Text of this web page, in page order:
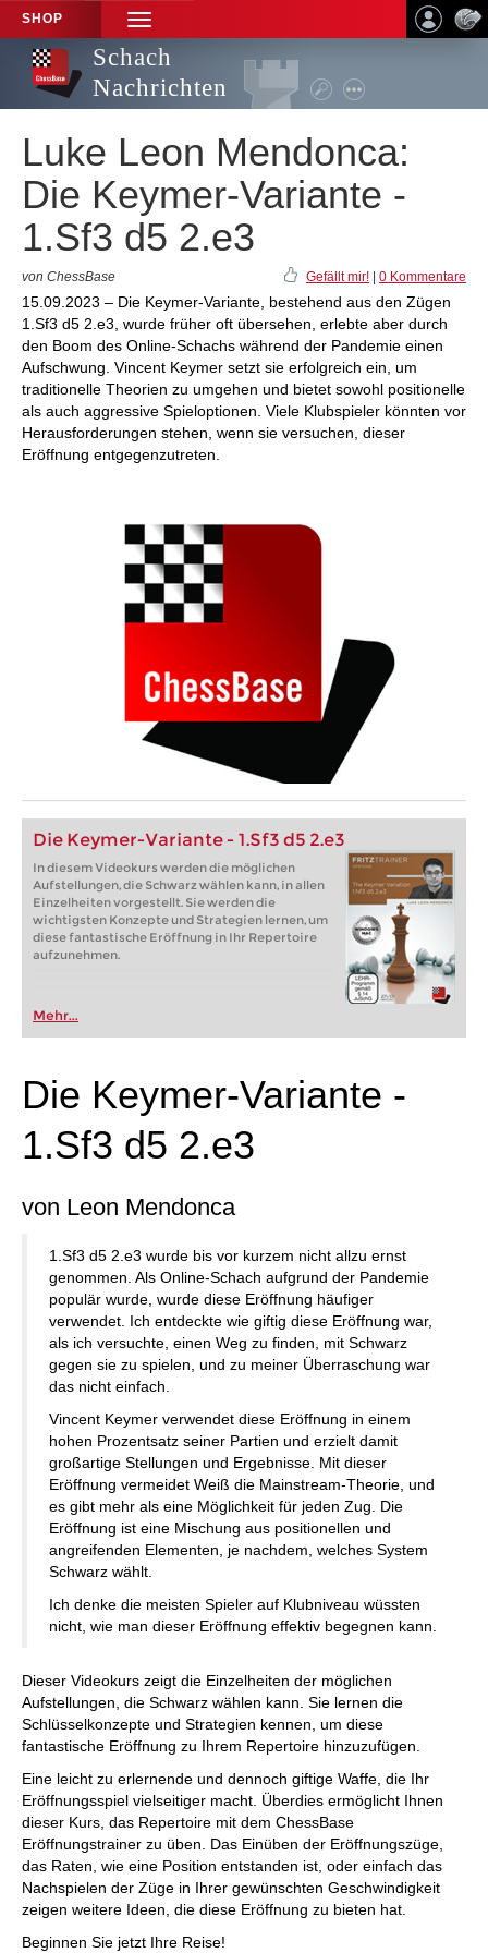
SHOP
TOGGLE
NAVIGATION
Schach
Nachrichten
Luke Leon Mendonca:
Die Keymer-Variante -
1.Sf3 d5 2.e3
von ChessBase Gefällt mir! 0 Kommentare
15.09.2023 – Die Keymer-Variante, bestehend aus den Zügen
1.Sf3 d5 2.e3, wurde früher oft übersehen, erlebte aber durch
den Boom des Online-Schachs während der Pandemie einen
Aufschwung. Vincent Keymer setzt sie erfolgreich ein, um
traditionelle Theorien zu umgehen und bietet sowohl positionelle
als auch aggressive Spieloptionen. Viele Klubspieler könnten vor
Herausforderungen stehen, wenn sie versuchen, dieser
Eröffnung entgegenzutreten.
Die Keymer-Variante - 1.Sf3 d5 2.e3
In diesem Videokurs werden die möglichen
Aufstellungen, die Schwarz wählen kann, in allen
Einzelheiten vorgestellt. Sie werden die
wichtigsten Konzepte und Strategien lernen, um
diese fantastische Eröffnung in Ihr Repertoire
aufzunehmen.
Mehr...
Die Keymer-Variante -
1.Sf3 d5 2.e3
von Leon Mendonca
1.Sf3 d5 2.e3 wurde bis vor kurzem nicht allzu ernst
genommen. Als Online-Schach aufgrund der Pandemie
populär wurde, wurde diese Eröffnung häufiger
verwendet. Ich entdeckte wie giftig diese Eröffnung war,
als ich versuchte, einen Weg zu finden, mit Schwarz
gegen sie zu spielen, und zu meiner Überraschung war
das nicht einfach.
Vincent Keymer verwendet diese Eröffnung in einem
hohen Prozentsatz seiner Partien und erzielt damit
großartige Stellungen und Ergebnisse. Mit dieser
Eröffnung vermeidet Weiß die Mainstream-Theorie, und
es gibt mehr als eine Möglichkeit für jeden Zug. Die
Eröffnung ist eine Mischung aus positionellen und
angreifenden Elementen, je nachdem, welches System
Schwarz wählt.
Ich denke die meisten Spieler auf Klubniveau wüssten
nicht, wie man dieser Eröffnung effektiv begegnen kann.
Dieser Videokurs zeigt die Einzelheiten der möglichen
Aufstellungen, die Schwarz wählen kann. Sie lernen die
Schlüsselkonzepte und Strategien kennen, um diese
fantastische Eröffnung zu Ihrem Repertoire hinzuzufügen.
Eine leicht zu erlernende und dennoch giftige Waffe, die Ihr
Eröffnungsspiel vielseitiger macht. Überdies ermöglicht Ihnen
dieser Kurs, das Repertoire mit dem ChessBase
Eröffnungstrainer zu üben. Das Einüben der Eröffnungszüge,
das Raten, wie eine Position entstanden ist, oder einfach das
Nachspielen der Züge in Ihrer gewünschten Geschwindigkeit
zeigen weitere Ideen, die diese Eröffnung zu bieten hat.
Beginnen Sie jetzt Ihre Reise!